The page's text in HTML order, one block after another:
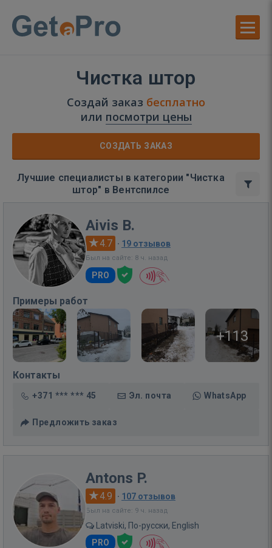
Чистка штор
Создай заказ бесплатно
или посмотри цены
СОЗДАТЬ ЗАКАЗ
Лучшие специалисты в категории "Чистка
штор" в Вентспилсе
Aivis B.
4.7 · 19 отзывов
Был на сайте: 8 ч. назад
PRO
Примеры работ
+113
Контакты
+371 *** *** 45 Эл. почта WhatsApp
Предложить заказ
Antons P.
4.9 · 107 отзывов
Был на сайте: 9 ч. назад
Latviski, По-русски, English
PRO